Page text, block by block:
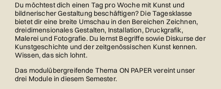
Du möchtest dich einen Tag pro Woche mit Kunst und
bildnerischer Gestaltung beschäftigen? Die Tagesklasse
bietet dir eine breite Umschau in den Bereichen Zeichnen,
dreidimensionales Gestalten, Installation, Druckgrafik,
Malerei und Fotografie. Du lernst Begriffe sowie Diskurse der
Kunstgeschichte und der zeitgenössischen Kunst kennen.
Wissen, das sich lohnt.
Das modulübergreifende Thema ON PAPER vereint unser
drei Module in diesem Semester.